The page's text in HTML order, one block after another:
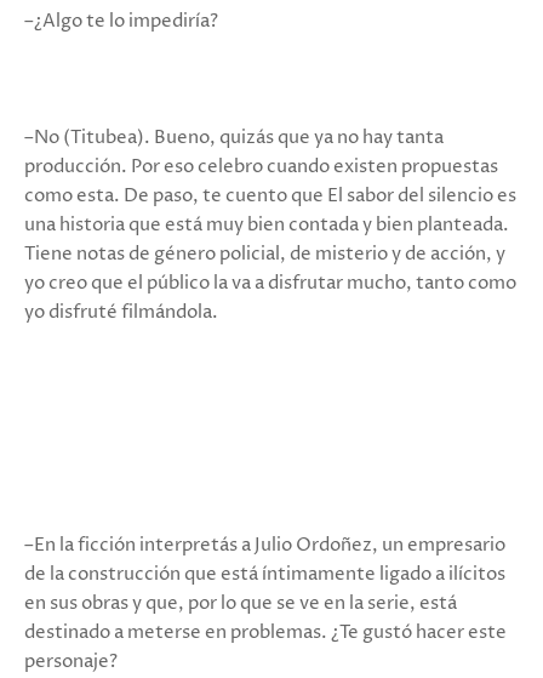
–¿Algo te lo impediría?
–No (Titubea). Bueno, quizás que ya no hay tanta
producción. Por eso celebro cuando existen propuestas
como esta. De paso, te cuento que El sabor del silencio es
una historia que está muy bien contada y bien planteada.
Tiene notas de género policial, de misterio y de acción, y
yo creo que el público la va a disfrutar mucho, tanto como
yo disfruté filmándola.
–En la ficción interpretás a Julio Ordoñez, un empresario
de la construcción que está íntimamente ligado a ilícitos
en sus obras y que, por lo que se ve en la serie, está
destinado a meterse en problemas. ¿Te gustó hacer este
personaje?